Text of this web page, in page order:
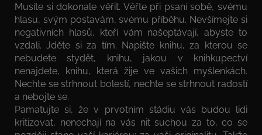
Musíte si dokonale věřit. Věřte při psaní sobě, svému
hlasu, svým postavám, svému příběhu. Nevšímejte si
negativních hlasů, kteří vám našeptávají, abyste to
vzdali. Jděte si za tím. Napište knihu, za kterou se
nebudete stydět, knihu, jakou v knihkupectví
nenajdete, knihu, která žije ve vašich myšlenkách.
Nechte se strhnout bolestí, nechte se strhnout radostí
a nebojte se.
Pamatujte si, že v prvotním stádiu vás budou lidi
kritizovat, nenechají na vás nit suchou za to, co se